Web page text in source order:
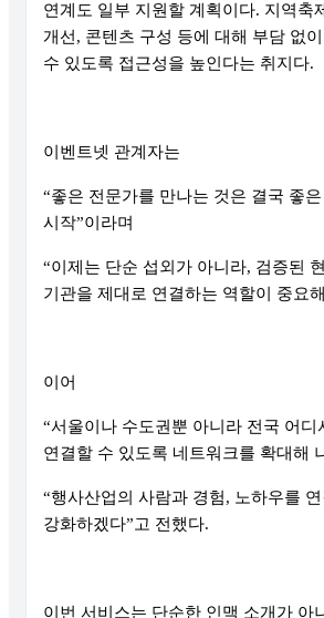
연계도 일부 지원할 계획이다. 지역축
개선, 콘텐츠 구성 등에 대해 부담 없
수 있도록 접근성을 높인다는 취지다.
이벤트넷 관계자는
“좋은 전문가를 만나는 것은 결국 좋
시작”이라며
“이제는 단순 섭외가 아니라, 검증된
기관을 제대로 연결하는 역할이 중요
이어
“서울이나 수도권뿐 아니라 전국 어디
연결할 수 있도록 네트워크를 확대해
“행사산업의 사람과 경험, 노하우를
강화하겠다”고 전했다.
이번 서비스는 단순한 인맥 소개가 아